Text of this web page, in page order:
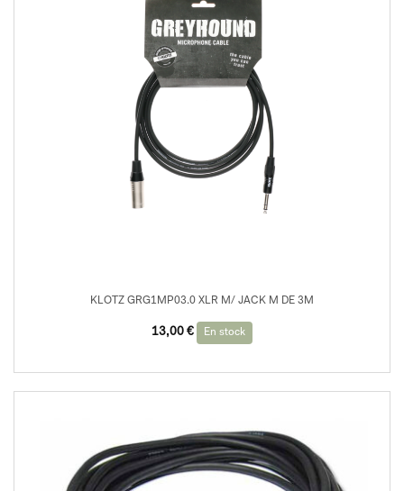
KLOTZ GRG1MP03.0 XLR M/ JACK M DE 3M
13,00 € En stock